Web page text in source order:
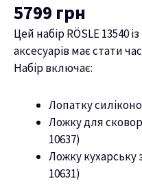
5799 грн
Цей набір RÖSLE 13540
аксесуарів має стати
Набір включає:
Лопатку
Ложку для
10637)
Ложку кухарську
10631)